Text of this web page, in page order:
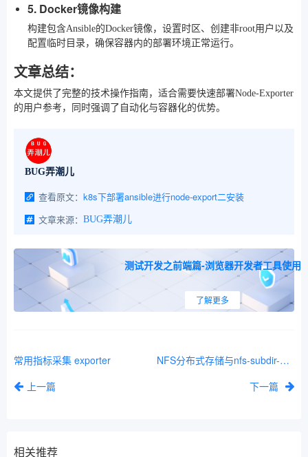
5. Docker镜像构建
构建包含Ansible的Docker镜像，设置时区、创建非root用户以及
配置临时目录，确保容器内的部署环境正常运行。
文章总结：
本文提供了完整的技术操作指南，适合需要快速部署Node-Exporter
的用户参考，同时强调了自动化与容器化的优势。
BUG弄潮儿
查看原文： k8s下部署ansible进行node-export二安装
文章来源： BUG弄潮儿
测试开发之前端篇-浏览器开发者工具使用
了解更多
常用指标采集 exporter
上一篇
NFS分布式存储与nfs-subdir-external-provisioner
下一篇
相关推荐